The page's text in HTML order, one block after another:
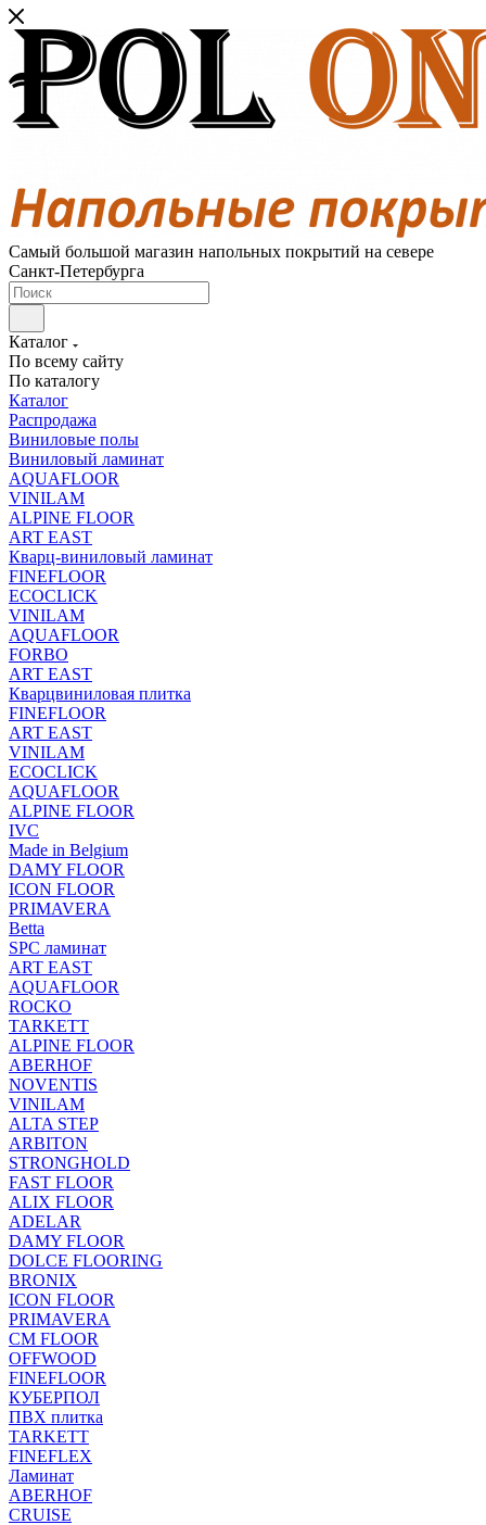
Самый большой магазин напольных покрытий на севере
Санкт-Петербурга
Каталог
По всему сайту
По каталогу
Каталог
Распродажа
Виниловые полы
Виниловый ламинат
AQUAFLOOR
VINILAM
ALPINE FLOOR
ART EAST
Кварц-виниловый ламинат
FINEFLOOR
ECOCLICK
VINILAM
AQUAFLOOR
FORBO
ART EAST
Кварцвиниловая плитка
FINEFLOOR
ART EAST
VINILAM
ECOCLICK
AQUAFLOOR
ALPINE FLOOR
IVC
Made in Belgium
DAMY FLOOR
ICON FLOOR
PRIMAVERA
Betta
SPC ламинат
ART EAST
AQUAFLOOR
ROCKO
TARKETT
ALPINE FLOOR
ABERHOF
NOVENTIS
VINILAM
ALTA STEP
ARBITON
STRONGHOLD
FAST FLOOR
ALIX FLOOR
ADELAR
DAMY FLOOR
DOLCE FLOORING
BRONIX
ICON FLOOR
PRIMAVERA
CM FLOOR
OFFWOOD
FINEFLOOR
КУБЕРПОЛ
ПВХ плитка
TARKETT
FINEFLEX
Ламинат
ABERHOF
CRUISE